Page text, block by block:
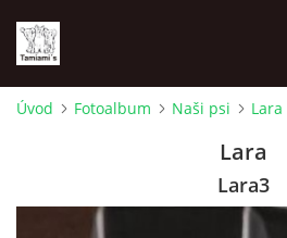
Úvod Fotoalbum Naši psi Lara
Lara
Lara3